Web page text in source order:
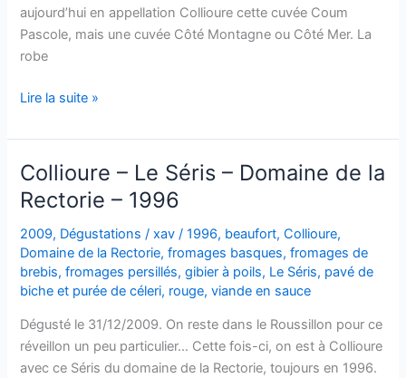
aujourd’hui en appellation Collioure cette cuvée Coum
Pascole, mais une cuvée Côté Montagne ou Côté Mer. La
robe
Collioure
Coum
Pascole
–
Domaine
de
la
Rectorie
–
1996
Lire la suite »
Collioure – Le Séris – Domaine de la
Rectorie – 1996
2009, Dégustations /xav/1996, beaufort,Collioure,
Domaine de la Rectorie,fromages basques,fromages de
brebis,fromages persillés,gibier à poils, Le Séris, pavé de
biche et purée de céleri, rouge,viande en sauce
Dégusté le 31/12/2009. On reste dans le Roussillon pour ce
réveillon un peu particulier… Cette fois-ci, on est à Collioure
avec ce Séris du domaine de la Rectorie, toujours en 1996.